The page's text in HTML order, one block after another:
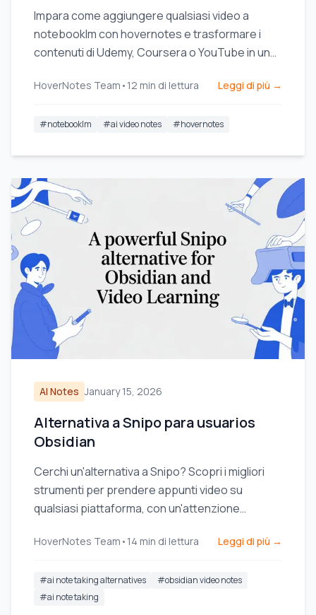
Impara come aggiungere qualsiasi video a
notebooklm con hovernotes e trasformare i
contenuti di Udemy, Coursera o YouTube in una
approfondito.
HoverNotes Team • 12 min di lettura Leggi di più →
#notebooklm #ai video notes #hovernotes
AI Notes January 15, 2026
Alternativa a Snipo para usuarios
Obsidian
Cerchi un'alternativa a Snipo? Scopri i migliori
strumenti per prendere appunti video su
qualsiasi piattaforma, con un'attenzione
Obsidian.
HoverNotes Team • 14 min di lettura Leggi di più →
#ai note taking alternatives #obsidian video notes
#ai note taking